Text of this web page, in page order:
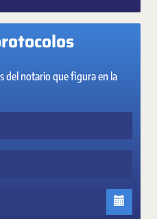
del notario que figura en la